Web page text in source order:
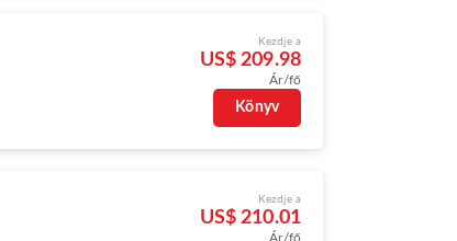
Kezdje a
US$ 209.98
Ár/fő
Könyv
Kezdje a
US$ 210.01
Ár/fő